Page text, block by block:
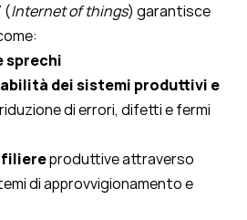
(Internet of things) garantisce
sprechi
dei sistemi produttivi e
di errori, difetti e fermi
filiereproduttive attraverso
di approvvigionamento e